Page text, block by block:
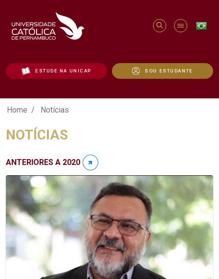
ESTUDE NA UNICAP SOU ESTUDANTE
Notícias - Unicap
Home Notícias
NOTÍCIAS
ANTERIORES A 2020